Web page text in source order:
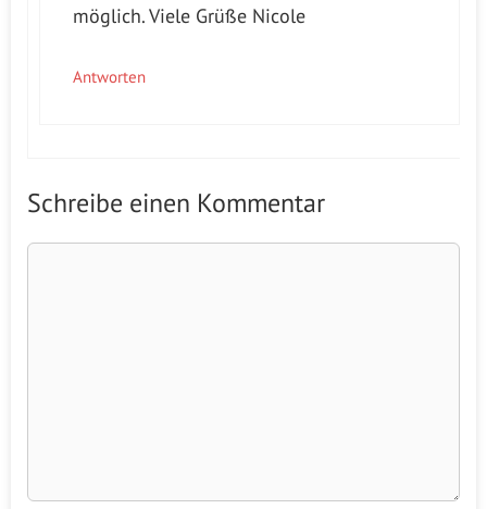
möglich. Viele Grüße Nicole
Antworten
Schreibe einen Kommentar